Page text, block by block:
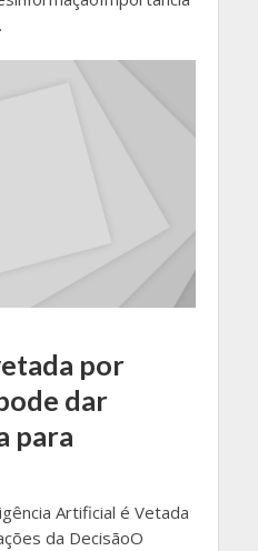
por
dar
para
Artificial é Vetada
da DecisãoO